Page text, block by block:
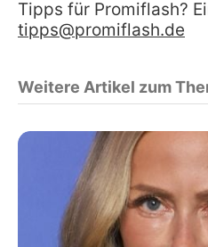
Tipps für Promiflash?
tipps@promiflash.de
Weitere Artikel zum